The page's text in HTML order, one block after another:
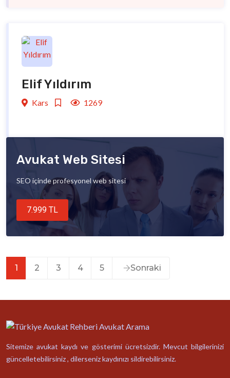
Elif Yıldırım
Kars 1269
Avukat Web Sitesi
SEO içinde profesyonel web sitesi
7.999 TL
1 2 3 4 5 Sonraki
Sitemize avukat kaydı ve gösterimi ücretsizdir. Mevcut bilgilerinizi
güncelletebilirsiniz , dilerseniz kaydınızı sildirebilirsiniz.